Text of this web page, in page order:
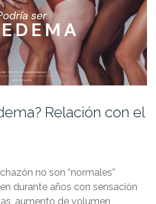
Relación con el
no son “normales”
durante años con sensación
aumento de volumen